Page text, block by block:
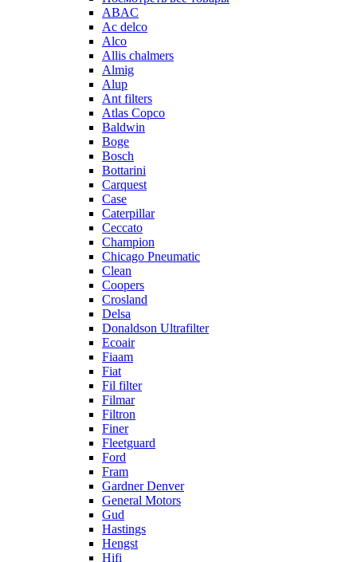
ABAC
Ac delco
Alco
Allis chalmers
Almig
Alup
Ant filters
Atlas Copco
Baldwin
Boge
Bosch
Bottarini
Carquest
Case
Caterpillar
Ceccato
Champion
Chicago Pneumatic
Clean
Coopers
Crosland
Delsa
Donaldson Ultrafilter
Ecoair
Fiaam
Fiat
Fil filter
Filmar
Filtron
Finer
Fleetguard
Ford
Fram
Gardner Denver
General Motors
Gud
Hastings
Hengst
Hifi